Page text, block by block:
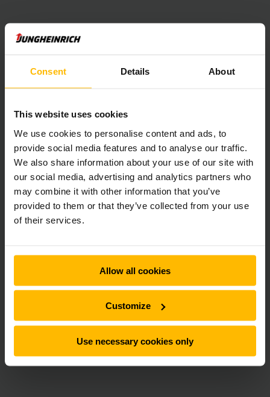
Consent Details About
This website uses cookies
We use cookies to personalise content and ads, to
provide social media features and to analyse our traffic.
We also share information about your use of our site with
our social media, advertising and analytics partners who
may combine it with other information that you’ve
provided to them or that they’ve collected from your use
of their services.
Allow all cookies
Customize
Use necessary cookies only